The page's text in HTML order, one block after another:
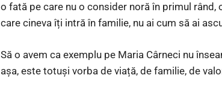
o fată pe care nu o consider noră în primul
care cineva îți intră în familie, nu ai cum să ai
Să o avem ca exemplu pe Maria Cârneci nu
așa, este totuși vorba de viață, de familie, de